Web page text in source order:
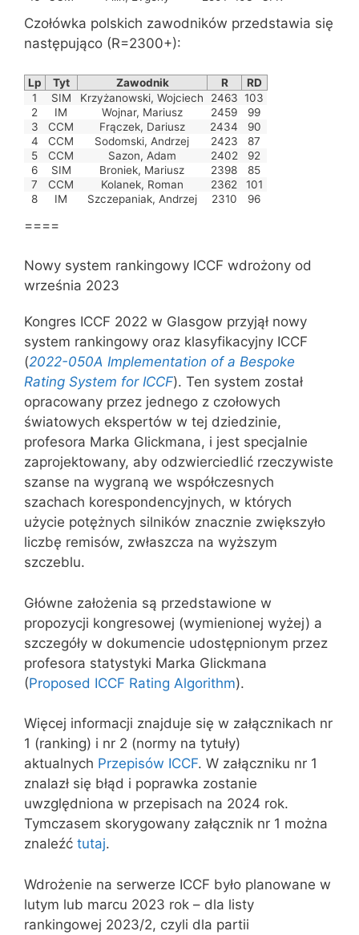
Czołówka polskich zawodników przedstawia się
następująco (R=2300+):
Lp Tyt Zawodnik R
RD
1
SIM Krzyżanowski, Wojciech 2463 103
2
IM Wojnar, Mariusz 2459
99
3
CCM Frączek, Dariusz 2434
90
4
CCM Sodomski, Andrzej 2423
87
5
CCM Sazon, Adam 2402
92
6
SIM Broniek, Mariusz 2398
85
7
CCM Kolanek, Roman 2362
101
8
IM Szczepaniak, Andrzej 2310 96
====
Nowy system rankingowy ICCF wdrożony od
września 2023
Kongres ICCF 2022 w Glasgow przyjął nowy
system rankingowy oraz klasyfikacyjny ICCF
(2022-050A Implementation of a Bespoke
Rating System for ICCF). Ten system został
opracowany przez jednego z czołowych
światowych ekspertów w tej dziedzinie,
profesora Marka Glickmana, i jest specjalnie
zaprojektowany, aby odzwierciedlić rzeczywiste
szanse na wygraną we współczesnych
szachach korespondencyjnych, w których
użycie potężnych silników znacznie zwiększyło
liczbę remisów, zwłaszcza na wyższym
szczeblu.
Główne założenia są przedstawione w
propozycji kongresowej (wymienionej wyżej) a
szczegóły w dokumencie udostępnionym przez
profesora statystyki Marka Glickmana
(Proposed ICCF Rating Algorithm).
Więcej informacji znajduje się w załącznikach nr
1 (ranking) i nr 2 (normy na tytuły)
aktualnych Przepisów ICCF. W załączniku nr 1
znalazł się błąd i poprawka zostanie
uwzględniona w przepisach na 2024 rok.
Tymczasem skorygowany załącznik nr 1 można
znaleźć tutaj.
Wdrożenie na serwerze ICCF było planowane w
lutym lub marcu 2023 rok – dla listy
rankingowej 2023/2, czyli dla partii